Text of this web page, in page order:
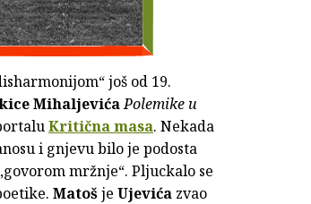
još od 19.
MihaljevićaPolemike u
Kritična masa. Nekada
i gnjevu bilo je podosta
mržnje“. Pljuckalo se
Matošje Ujevića zvao